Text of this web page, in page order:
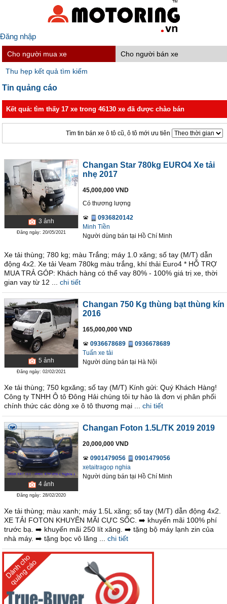
Đăng nhập
Cho người mua xe Cho người bán xe
Thu hẹp kết quả tìm kiếm
Tin quảng cáo
Kết quả: tìm thấy 17 xe trong 46130 xe đã được chào bán
Tìm tin bán xe ô tô cũ, ô tô mới ưu tiên
3 ảnh
Đăng ngày: 20/05/2021
Changan Star 780kg EURO4 Xe tải
nhẹ 2017
45,000,000 VND
Có thương lượng
0936820142
Minh Tiền
Người dùng bán tại Hồ Chí Minh
Xe tải thùng; 780 kg; màu Trắng; máy 1.0 xăng; số tay (M/T) dẫn
động 4x2. Xe tải Veam 780kg màu trắng, khí thải Euro4 * HỖ TRỢ
MUA TRẢ GÓP: Khách hàng có thể vay 80% - 100% giá trị xe, thời
gian vay từ 12 ...
chi tiết
5 ảnh
Đăng ngày: 02/02/2021
Changan 750 Kg thùng bạt thùng kín
2016
165,000,000 VND
0936678689
0936678689
Tuấn xe tải
Người dùng bán tại Hà Nội
Xe tải thùng; 750 kgxăng; số tay (M/T) Kính gửi: Quý Khách Hàng!
Công ty TNHH Ô tô Đông Hải chúng tôi tự hào là đơn vị phân phối
chính thức các dòng xe ô tô thương mại ...
chi tiết
4 ảnh
Đăng ngày: 28/02/2020
Changan Foton 1.5L/TK 2019 2019
20,000,000 VND
0901479056
0901479056
xetaitragop nghia
Người dùng bán tại Hồ Chí Minh
Xe tải thùng; màu xanh; máy 1.5L xăng; số tay (M/T) dẫn động 4x2.
XE TẢI FOTON KHUYẾN MÃI CỰC SỐC. ➡️ khuyến mãi 100% phí
trước bạ. ➡️ khuyến mãi 250 lít xăng. ➡️ tặng bộ máy lạnh zin của
nhà máy. ➡️ tặng bọc vô lăng ...
chi tiết